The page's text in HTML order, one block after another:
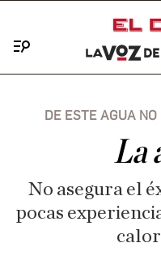
DE ESTE AGUA NO
La
No asegura el
pocas